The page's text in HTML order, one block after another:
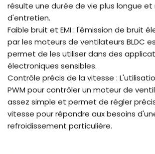
résulte une durée de vie plus longue et
d'entretien.
Faible bruit et EMI : l'émission de bruit
par les moteurs de ventilateurs BLDC
permet de les utiliser dans des
électroniques sensibles.
Contrôle précis de la vitesse :
PWM pour contrôler un moteur de
assez simple et permet de régler
vitesse pour répondre aux besoins
refroidissement particulière.